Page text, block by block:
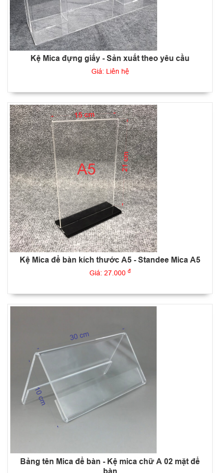
Kệ Mica đựng giấy - Sản xuất theo yêu cầu
Giá: Liên hệ
Kệ Mica để bàn kích thước A5 - Standee Mica A5
Giá: 27.000 đ
Bảng tên Mica để bàn - Kệ mica chữ A 02 mặt để